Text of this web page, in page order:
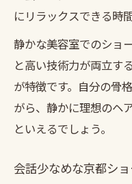
にリラックスできる時
静かな美容室でのショ
と高い技術力が両立す
が特徴です。自分の骨
がら、静かに理想のヘ
といえるでしょう。
会話少なめな京都シ